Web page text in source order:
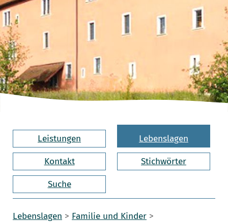
Leistungen Lebenslagen
Kontakt Stichwörter
Suche
Lebenslagen > Familie und Kinder >